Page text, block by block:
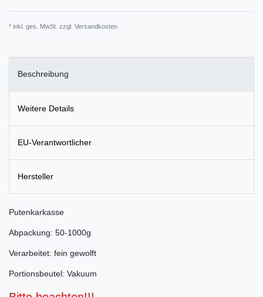
* inkl. ges. MwSt. zzgl. Versandkosten
Beschreibung
Weitere Details
EU-Verantwortlicher
Hersteller
Putenkarkasse
Abpackung: 50-1000g
Verarbeitet: fein gewolft
Portionsbeutel: Vakuum